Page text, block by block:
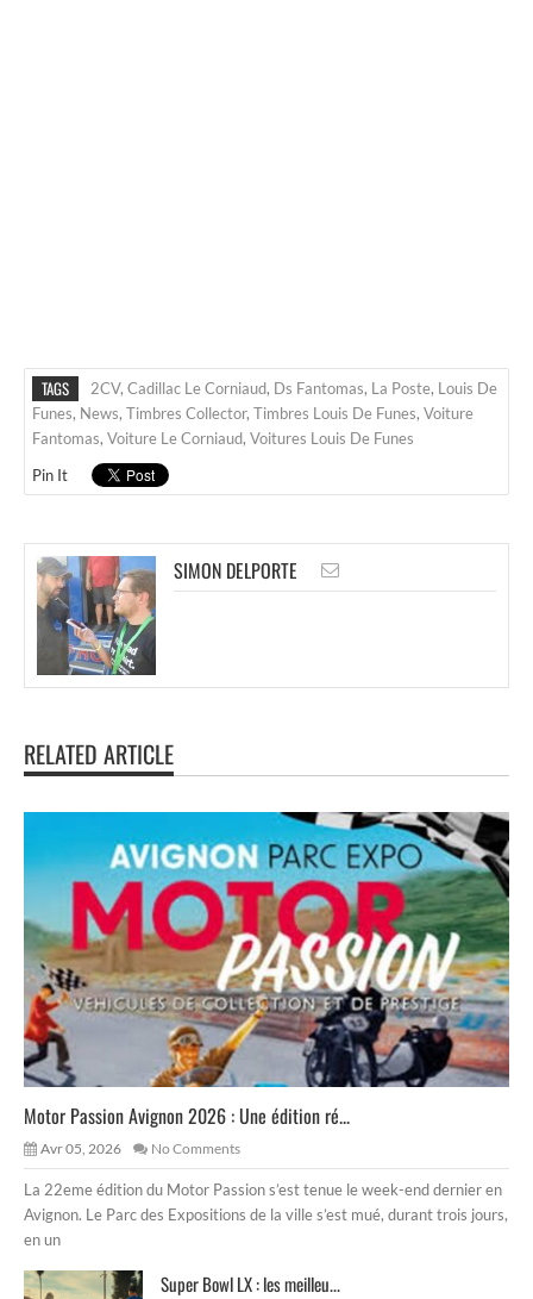
TAGS 2CV, Cadillac Le Corniaud, Ds Fantomas, La Poste, Louis De
Funes, News, Timbres Collector, Timbres Louis De Funes, Voiture
Fantomas, Voiture Le Corniaud, Voitures Louis De Funes
Pin It
SIMON DELPORTE
RELATED ARTICLE
Motor Passion Avignon 2026 : Une édition ré...
Avr 05, 2026 No Comments
La 22eme édition du Motor Passion s’est tenue le week-end dernier en
Avignon. Le Parc des Expositions de la ville s’est mué, durant trois jours,
en un
Super Bowl LX : les meilleu...